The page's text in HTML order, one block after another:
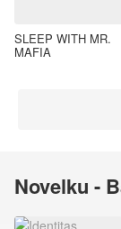
SLEEP WITH MR.
MAFIA
Novelku -